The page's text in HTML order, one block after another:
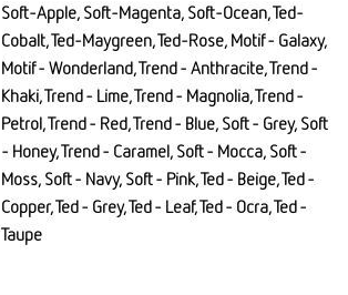
Soft-Apple, Soft-Magenta, Soft-Ocean, Ted-
Cobalt, Ted-Maygreen, Ted-Rose, Motif - Galaxy,
Motif - Wonderland, Trend - Anthracite, Trend -
Khaki, Trend - Lime, Trend - Magnolia, Trend -
Petrol, Trend - Red, Trend - Blue, Soft - Grey, Soft
- Honey, Trend - Caramel, Soft - Mocca, Soft -
Moss, Soft - Navy, Soft - Pink, Ted - Beige, Ted -
Copper, Ted - Grey, Ted - Leaf, Ted - Ocra, Ted -
Taupe